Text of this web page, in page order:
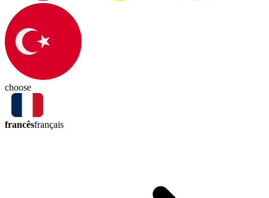
choose
francêsfrançais